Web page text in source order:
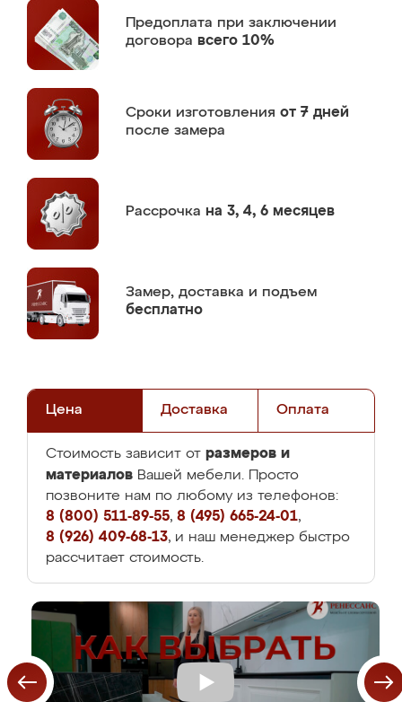
Предоплата при заключении
договора всего 10%
Сроки изготовления от 7 дней
после замера
Рассрочка на 3, 4, 6 месяцев
Замер, доставка и подъем
бесплатно
Цена Доставка Оплата
Стоимость зависит от размеров и
материалов Вашей мебели. Просто
позвоните нам по любому из телефонов:
8 (800) 511-89-55, 8 (495) 665-24-01,
8 (926) 409-68-13, и наш менеджер быстро
рассчитает стоимость.